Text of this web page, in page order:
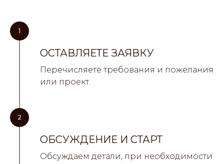
1
ОСТАВЛЯЕТЕ ЗАЯВКУ
Перечисляете требования и пожелания
или проект.
2
ОБСУЖДЕНИЕ И СТАРТ
Обсуждаем детали, при необходимости